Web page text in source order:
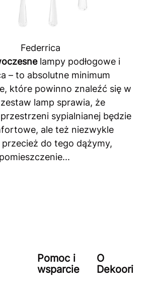
Federrica
lampy podłogowe i
– to absolutne minimum
które powinno znaleźć się w
lamp sprawia, że
sypialnianej będzie
ale też niezwykle
do tego dążymy,
Pomoc i
wsparcie
O
Dekoori